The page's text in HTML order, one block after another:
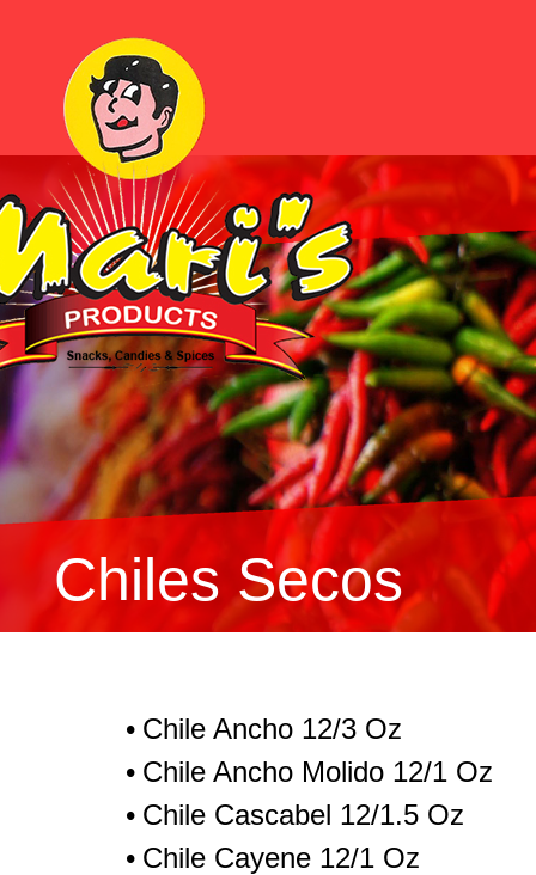
Chiles Secos
Chile Ancho 12/3 Oz
Chile Ancho Molido 12/1 Oz
Chile Cascabel 12/1.5 Oz
Chile Cayene 12/1 Oz